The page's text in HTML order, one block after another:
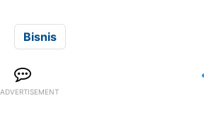
Bisnis
ADVERTISEMENT